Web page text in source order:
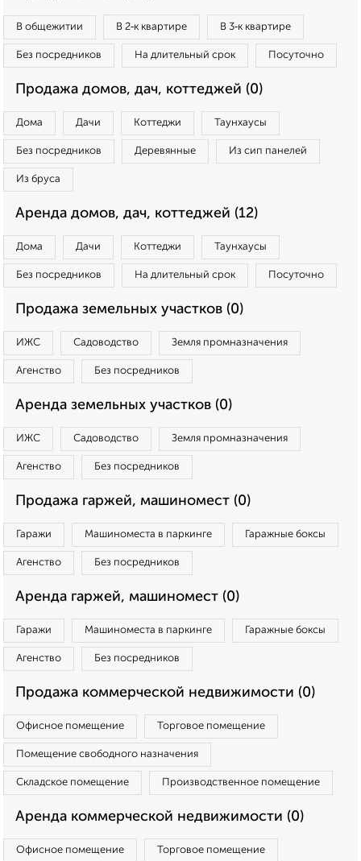
В общежитии В 2‑к квартире В 3‑к квартире
Без посредников На длительный срок Посуточно
Продажа домов, дач, коттеджей (0)
Дома Дачи Коттеджи Таунхаусы
Без посредников Деревянные Из сип панелей
Из бруса
Аренда домов, дач, коттеджей (12)
Дома Дачи Коттеджи Таунхаусы
Без посредников На длительный срок Посуточно
Продажа земельных участков (0)
ИЖС Садоводство Земля промназначения
Агенство Без посредников
Аренда земельных участков (0)
ИЖС Садоводство Земля промназначения
Агенство Без посредников
Продажа гаржей, машиномест (0)
Гаражи Машиноместа в паркинге Гаражные боксы
Агенство Без посредников
Аренда гаржей, машиномест (0)
Гаражи Машиноместа в паркинге Гаражные боксы
Агенство Без посредников
Продажа коммерческой недвижимости (0)
Офисное помещение Торговое помещение
Помещение свободного назначения
Складское помещение Производственное помещение
Аренда коммерческой недвижимости (0)
Офисное помещение Торговое помещение